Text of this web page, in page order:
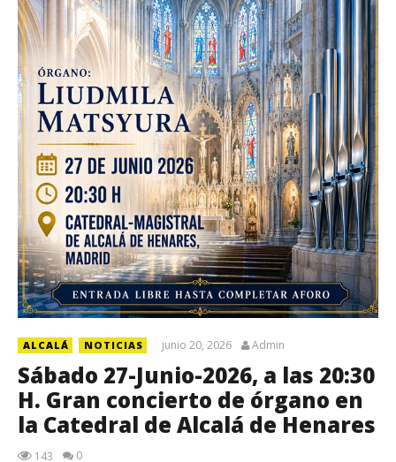
ALCALÁ NOTICIAS junio 20, 2026 Admin
Sábado 27-Junio-2026, a las 20:30
H. Gran concierto de órgano en
la Catedral de Alcalá de Henares
143 0